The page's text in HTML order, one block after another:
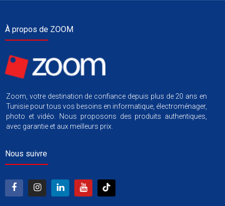
À propos de ZOOM
Zoom, votre destination de confiance depuis plus de 20 ans en
Tunisie pour tous vos besoins en informatique, électroménager,
photo et vidéo. Nous proposons des produits authentiques,
avec garantie et aux meilleurs prix.
Nous suivre